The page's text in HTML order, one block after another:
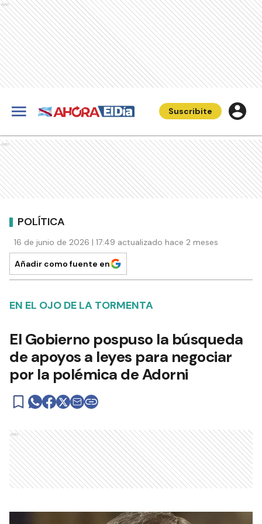
Ads
Suscribite
Ads
POLÍTICA
16 de junio de 2026 | 17:49 actualizado hace 2 meses
Añadir como fuente en
EN EL OJO DE LA TORMENTA
El Gobierno pospuso la búsqueda
de apoyos a leyes para negociar
por la polémica de Adorni
Ads